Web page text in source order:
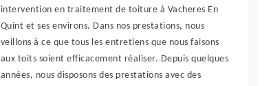
intervention en traitement de toiture à Vacheres En
Quint et ses environs. Dans nos prestations, nous
veillons à ce que tous les entretiens que nous faisons
aux toits soient efficacement réaliser. Depuis quelques
années, nous disposons des prestations avec des